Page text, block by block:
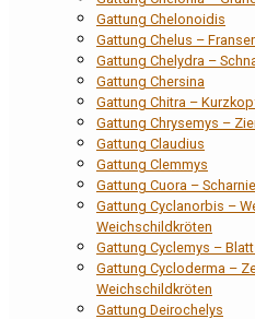
Gattung Chelonoidis
Gattung Chelus –
Gattung Chelydra –
Gattung Chersina
Gattung Chitra –
Gattung Chrysemys –
Gattung Claudius
Gattung Clemmys
Gattung Cuora –
Gattung Cyclanorbis –
Weichschildkröten
Gattung Cyclemys –
Gattung Cycloderma –
Weichschildkröten
Gattung Deirochelys